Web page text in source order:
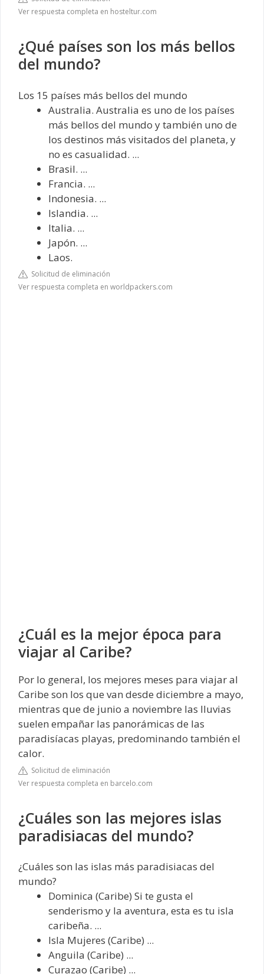
Ver respuesta completa en hosteltur.com
¿Qué países son los más bellos
del mundo?
Los 15 países más bellos del mundo
Australia. Australia es uno de los países
más bellos del mundo y también uno de
los destinos más visitados del planeta, y
no es casualidad. ...
Brasil. ...
Francia. ...
Indonesia. ...
Islandia. ...
Italia. ...
Japón. ...
Laos.
Solicitud de eliminación
Ver respuesta completa en worldpackers.com
¿Cuál es la mejor época para
viajar al Caribe?
Por lo general, los mejores meses para viajar al
Caribe son los que van desde diciembre a mayo,
mientras que de junio a noviembre las lluvias
suelen empañar las panorámicas de las
paradisíacas playas, predominando también el
calor.
Solicitud de eliminación
Ver respuesta completa en barcelo.com
¿Cuáles son las mejores islas
paradisiacas del mundo?
¿Cuáles son las islas más paradisiacas del
mundo?
Dominica (Caribe) Si te gusta el
senderismo y la aventura, esta es tu isla
caribeña. ...
Isla Mujeres (Caribe) ...
Anguila (Caribe) ...
Curazao (Caribe) ...